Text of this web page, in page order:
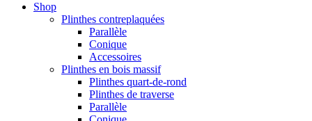
Shop
Plinthes contreplaquées
Parallèle
Conique
Accessoires
Plinthes en bois massif
Plinthes quart-de-rond
Plinthes de traverse
Parallèle